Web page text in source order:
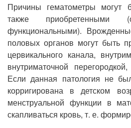
Причины гематометры могут
также приобретенными
функциональными).
половых органов могут быть
цервикального канала,
внутриматочной
Если данная патология не
корригирована в детском
менструальной функции в
скапливаться кровь, т. е.